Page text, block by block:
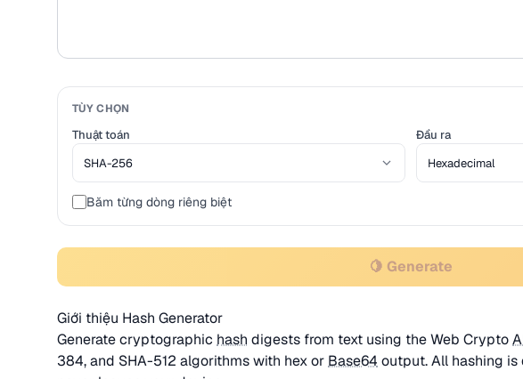
TÙY CHỌN
Thuật toán Đầu ra
Băm từng dòng riêng biệt
🍋 Generate
Giới thiệu Hash Generator
Generate cryptographic hash digests from text using the Web Crypto
384, and SHA-512 algorithms with hex or Base64 output. All hashing